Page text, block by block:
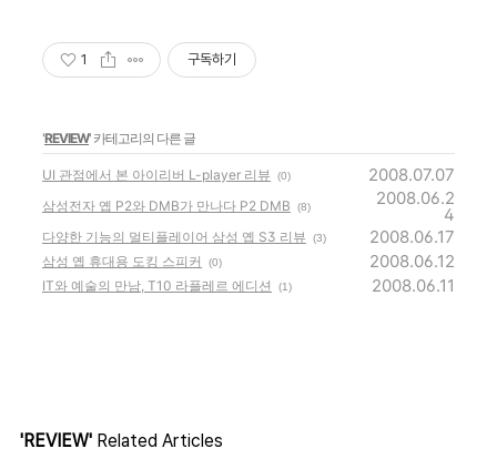
1 구독하기
'REVIEW' 카테고리의 다른 글
UI 관점에서 본 아이리버 L-player 리뷰 (0) 2008.07.07
삼성전자 옙 P2와 DMB가 만나다 P2 DMB (8) 2008.06.2
4
다양한 기능의 멀티플레이어 삼성 옙 S3 리뷰 (3) 2008.06.17
삼성 옙 휴대용 도킹 스피커 (0) 2008.06.12
IT와 예술의 만남, T10 라플레르 에디션 (1) 2008.06.11
'REVIEW' Related Articles